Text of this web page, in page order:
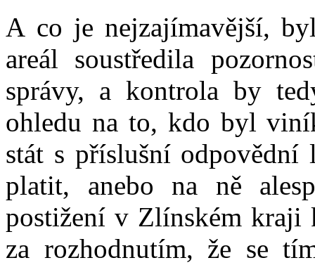
A co je nejzajímavější,
areál soustředila
správy, a kontrola by
ohledu na to, kdo byl
stát s příslušní
platit, anebo na ně
postižení v Zlínském
za rozhodnutím, že se